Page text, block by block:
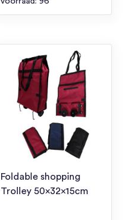
Foldable shopping
Trolley 50x32x15cm